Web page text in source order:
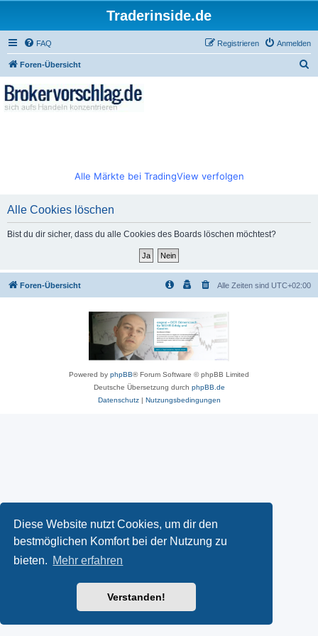
Diese Website nutzt Cookies, um dir den
bestmöglichen Komfort bei der Nutzung zu
bieten. Mehr erfahren
Verstanden!
Traderinside.de
FAQ Anmelden
Registrieren
Foren-Übersicht
Alle Märkte bei TradingView verfolgen
Alle Cookies löschen
Bist du dir sicher, dass du alle Cookies des Boards löschen möchtest?
Foren-Übersicht Alle Zeiten sind UTC+02:00
Powered by phpBB® Forum Software © phpBB Limited
Deutsche Übersetzung durch phpBB.de
Datenschutz| Nutzungsbedingungen